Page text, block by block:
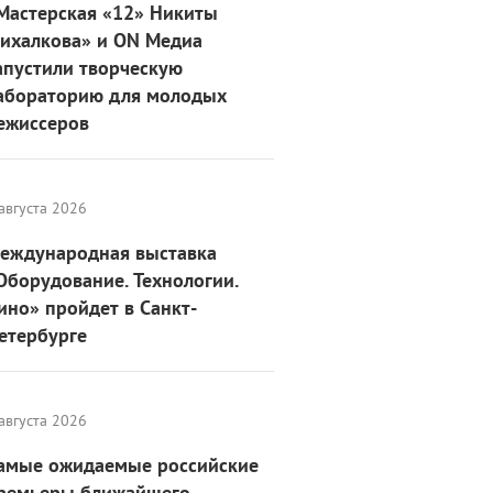
«12» Никиты
и ON Медиа
творческую
для молодых
2026
выставка
Технологии.
пройдет в Санкт-
2026
ожидаемые российские